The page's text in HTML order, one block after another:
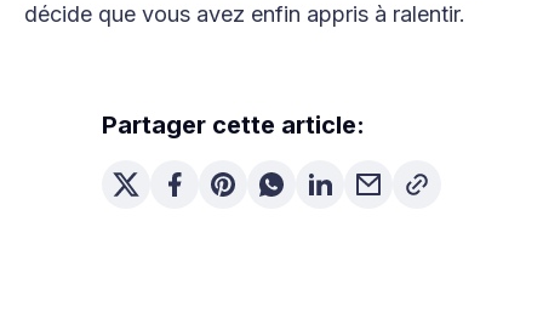
décide que vous avez enfin appris à ralentir.
Partager cette article: